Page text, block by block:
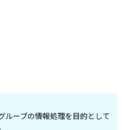
ループの情報処理を目的として